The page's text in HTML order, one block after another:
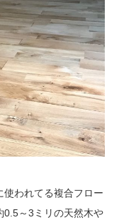
われてる複合フロー
0.5～3ミリの天然木や